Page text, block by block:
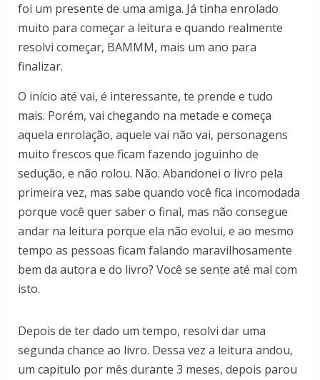
foi um presente de uma amiga. Já tinha enrolado
muito para começar a leitura e quando realmente
resolvi começar, BAMMM, mais um ano para
finalizar.
O início até vai, é interessante, te prende e tudo
mais. Porém, vai chegando na metade e começa
aquela enrolação, aquele vai não vai, personagens
muito frescos que ficam fazendo joguinho de
sedução, e não rolou. Não. Abandonei o livro pela
primeira vez, mas sabe quando você fica incomodada
porque você quer saber o final, mas não consegue
andar na leitura porque ela não evolui, e ao mesmo
tempo as pessoas ficam falando maravilhosamente
bem da autora e do livro? Você se sente até mal com
isto.
Depois de ter dado um tempo, resolvi dar uma
segunda chance ao livro. Dessa vez a leitura andou,
um capitulo por mês durante 3 meses, depois parou